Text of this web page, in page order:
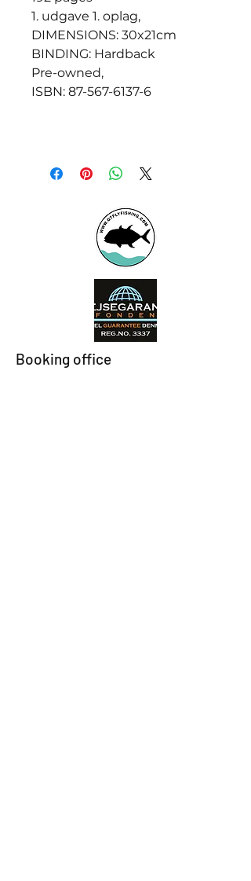
1. udgave 1. oplag,
DIMENSIONS: 30x21cm
BINDING: Hardback
Pre-owned,
ISBN: 87-567-6137-6
Booking office